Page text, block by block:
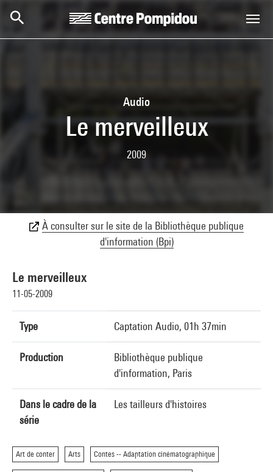
Audio
Le merveilleux
2009
À consulter sur le site de la Bibliothèque publique
d'information (Bpi)
Le merveilleux
11-05-2009
Type Captation Audio, 01h 37min
Production
Bibliothèque publique
d'information, Paris
Dans le cadre de la
série
Les tailleurs d'histoires
Art de conter Arts Contes -- Adaptation cinématographique